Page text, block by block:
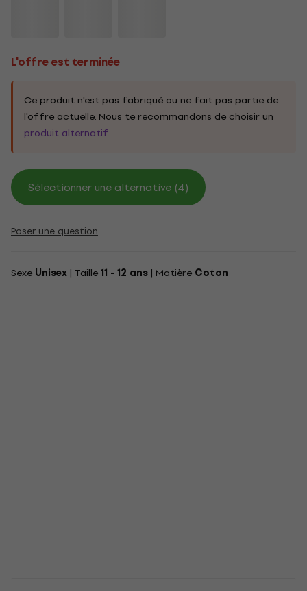
L'offre est terminée
Ce produit n'est pas fabriqué ou ne fait pas partie de
l'offre actuelle. Nous te recommandons de choisir un
produit alternatif.
Sélectionner une alternative (4)
Poser une question
Sexe Unisex | Taille11 - 12 ans | Matière Coton